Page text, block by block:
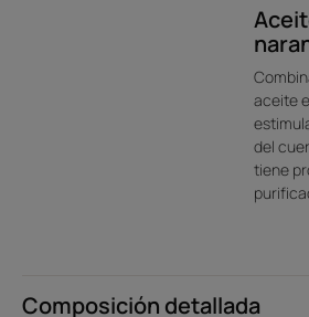
la eficacia del cuidado y del champú.
Composición detallada
aceite
del
tiene